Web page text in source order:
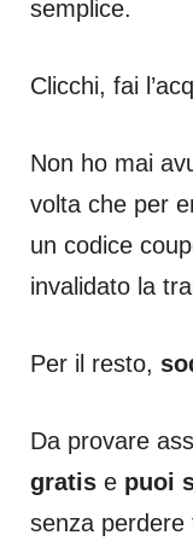
semplice.
Clicchi, fai
Non ho mai
volta che per
un codice
invalidato la
Per il resto,
Da provare
gratis e puoi
senza perdere